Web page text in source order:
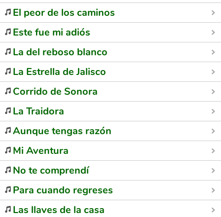
El peor de los caminos
Este fue mi adiós
La del reboso blanco
La Estrella de Jalisco
Corrido de Sonora
La Traidora
Aunque tengas razón
Mi Aventura
No te comprendí
Para cuando regreses
Las llaves de la casa